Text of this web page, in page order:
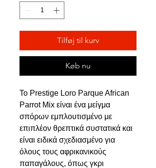
Tilføj til kurv
Køb nu
Το Prestige Loro Parque African
Parrot Mix είναι ένα μείγμα
σπόρων εμπλουτισμένο με
επιπλέον θρεπτικά συστατικά και
είναι ειδικά σχεδιασμένο για
όλους τους αφρικανικούς
παπαγάλους, όπως γκρι